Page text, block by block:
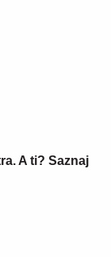
A ti? Saznaj